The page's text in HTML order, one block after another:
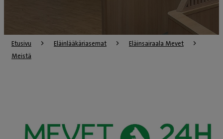
Etusivu Eläinlääkäriasemat
Eläinsairaala Mevet
Meistä